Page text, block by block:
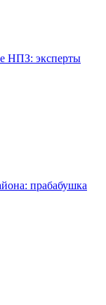
НПЗ: эксперты
прабабушка